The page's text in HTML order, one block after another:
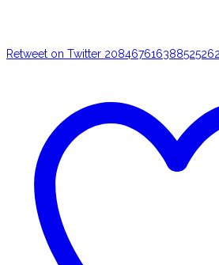
Retweet on Twitter